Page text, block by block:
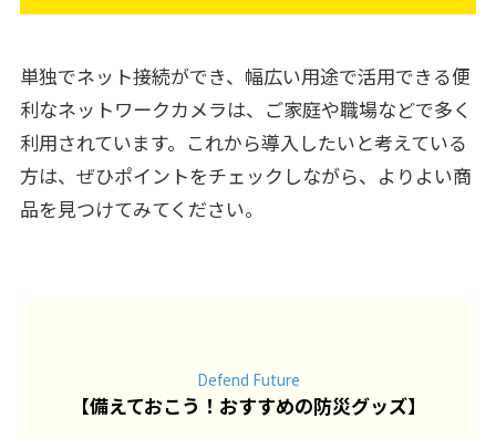
単独でネット接続ができ、幅広い用途で活用できる便
利なネットワークカメラは、ご家庭や職場などで多く
利用されています。これから導入したいと考えている
方は、ぜひポイントをチェックしながら、よりよい商
品を見つけてみてください。
Defend Future
【備えておこう！おすすめの防災グッズ】